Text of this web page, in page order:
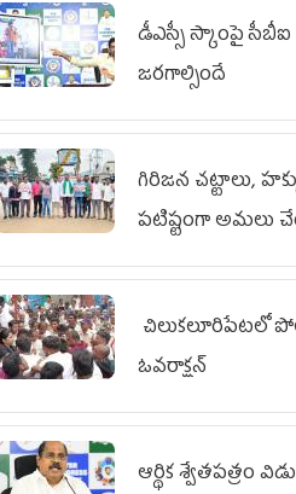
డీఎస్సీ స్కాంపై సీబీఐ
జరగాల్సిందే
గిరిజన చట్టాలు,
పటిష్టంగా అమలు
చిలుక‌లూరిపేట‌లో
ఓవ‌రాక్ష‌న్‌
ఆర్థిక శ్వేతపత్రం